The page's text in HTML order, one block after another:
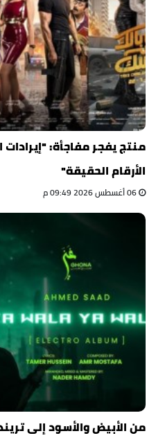
منتج يفجر مفاجأة: "إيرادات
الأرقام الحقيقة"